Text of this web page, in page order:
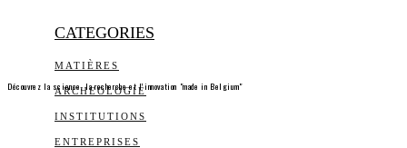
CATEGORIES
MATIÈRES
ARCHEOLOGIE
INSTITUTIONS
ENTREPRISES
Découvrez la science, la recherche et l’innovation "made in Belgium"